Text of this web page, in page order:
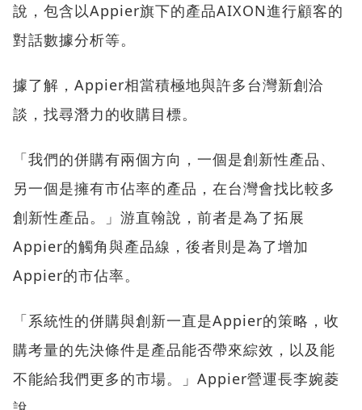
說，包含以Appier旗下的產品AIXON進行顧客的
對話數據分析等。
據了解，Appier相當積極地與許多台灣新創洽
談，找尋潛力的收購目標。
「我們的併購有兩個方向，一個是創新性產品、
另一個是擁有市佔率的產品，在台灣會找比較多
創新性產品。」游直翰說，前者是為了拓展
Appier的觸角與產品線，後者則是為了增加
Appier的市佔率。
「系統性的併購與創新一直是Appier的策略，收
購考量的先決條件是產品能否帶來綜效，以及能
不能給我們更多的市場。」Appier營運長李婉菱